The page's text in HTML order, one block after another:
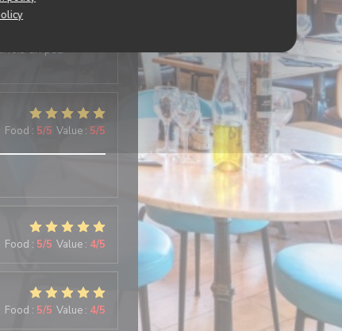
Du jours sont
un peu
Food : 5/5 Value: 5/5
Food : 5/5 Value: 4/5
Food : 5/5 Value: 4/5